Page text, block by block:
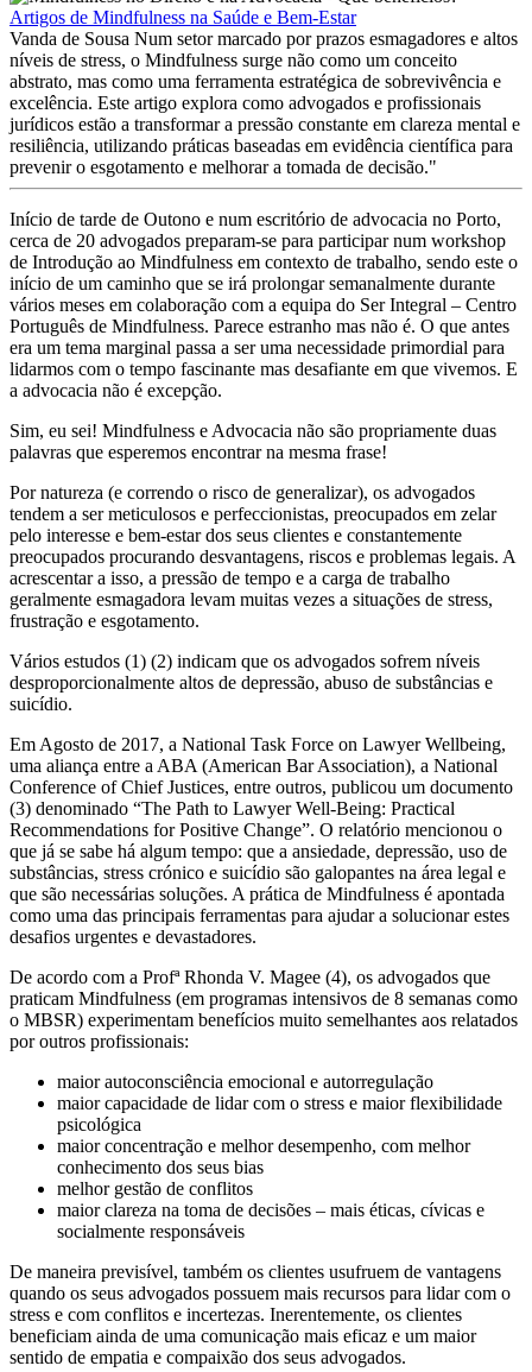
Artigos de Mindfulness na Saúde e Bem-Estar
Vanda de Sousa Num setor marcado por prazos esmagadores e altos
níveis de stress, o Mindfulness surge não como um conceito
abstrato, mas como uma ferramenta estratégica de sobrevivência e
excelência. Este artigo explora como advogados e profissionais
jurídicos estão a transformar a pressão constante em clareza mental e
resiliência, utilizando práticas baseadas em evidência científica para
prevenir o esgotamento e melhorar a tomada de decisão."
Início de tarde de Outono e num escritório de advocacia no Porto,
cerca de 20 advogados preparam-se para participar num workshop
de Introdução ao Mindfulness em contexto de trabalho, sendo este o
início de um caminho que se irá prolongar semanalmente durante
vários meses em colaboração com a equipa do Ser Integral – Centro
Português de Mindfulness. Parece estranho mas não é. O que antes
era um tema marginal passa a ser uma necessidade primordial para
lidarmos com o tempo fascinante mas desafiante em que vivemos. E
a advocacia não é excepção.
Sim, eu sei! Mindfulness e Advocacia não são propriamente duas
palavras que esperemos encontrar na mesma frase!
Por natureza (e correndo o risco de generalizar), os advogados
tendem a ser meticulosos e perfeccionistas, preocupados em zelar
pelo interesse e bem-estar dos seus clientes e constantemente
preocupados procurando desvantagens, riscos e problemas legais. A
acrescentar a isso, a pressão de tempo e a carga de trabalho
geralmente esmagadora levam muitas vezes a situações de stress,
frustração e esgotamento.
Vários estudos (1) (2) indicam que os advogados sofrem níveis
desproporcionalmente altos de depressão, abuso de substâncias e
suicídio.
Em Agosto de 2017, a National Task Force on Lawyer Wellbeing,
uma aliança entre a ABA (American Bar Association), a National
Conference of Chief Justices, entre outros, publicou um documento
(3) denominado “The Path to Lawyer Well-Being: Practical
Recommendations for Positive Change”. O relatório mencionou o
que já se sabe há algum tempo: que a ansiedade, depressão, uso de
substâncias, stress crónico e suicídio são galopantes na área legal e
que são necessárias soluções. A prática de Mindfulness é apontada
como uma das principais ferramentas para ajudar a solucionar estes
desafios urgentes e devastadores.
De acordo com a Profª Rhonda V. Magee (4), os advogados que
praticam Mindfulness (em programas intensivos de 8 semanas como
o MBSR) experimentam benefícios muito semelhantes aos relatados
por outros profissionais:
maior autoconsciência emocional e autorregulação
maior capacidade de lidar com o stress e maior flexibilidade
psicológica
maior concentração e melhor desempenho, com melhor
conhecimento dos seus bias
melhor gestão de conflitos
maior clareza na toma de decisões – mais éticas, cívicas e
socialmente responsáveis
De maneira previsível, também os clientes usufruem de vantagens
quando os seus advogados possuem mais recursos para lidar com o
stress e com conflitos e incertezas. Inerentemente, os clientes
beneficiam ainda de uma comunicação mais eficaz e um maior
sentido de empatia e compaixão dos seus advogados.